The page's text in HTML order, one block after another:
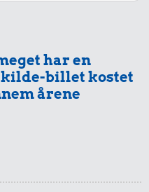
har en
billet kostet
årene